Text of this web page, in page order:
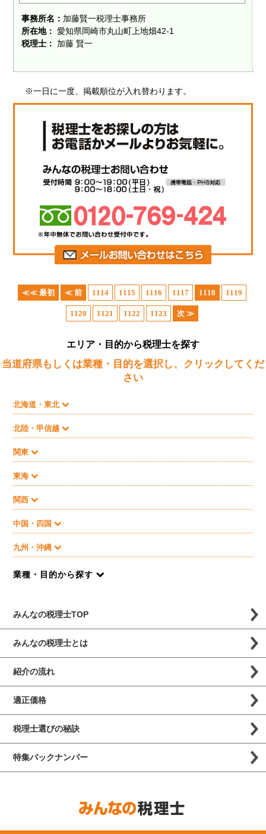
事務所名： 加藤賢一税理士事務所
所在地： 愛知県岡崎市丸山町上地畑42-1
税理士：
加藤 賢一
※一日に一度、掲載順位が入れ替わります。
≪≪ 最初 ≪ 前 1114 1115 1116 1117 1118 1119
1120 1121 1122 1123 次 ≫
エリア・目的から税理士を探す
当道府県もしくは業種・目的を選択し、クリックしてくだ
さい
北海道・東北
北陸・甲信越
関東
東海
関西
中国・四国
九州・沖縄
業種・目的から探す
みんなの税理士TOP
みんなの税理士とは
紹介の流れ
適正価格
税理士選びの秘訣
特集バックナンバー